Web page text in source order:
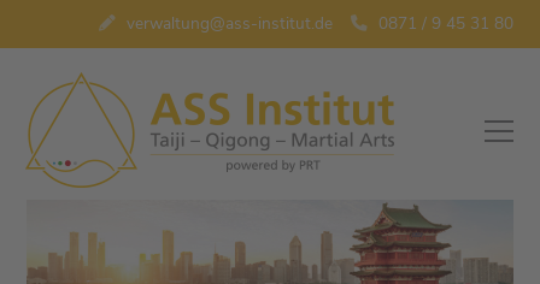
verwaltung@ass-institut.de 0871 / 9 45 31 80